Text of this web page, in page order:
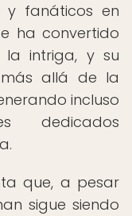
y fanáticos en
ha convertido
intriga, y su
allá de la
incluso
dedicados
que, a pesar
sigue siendo